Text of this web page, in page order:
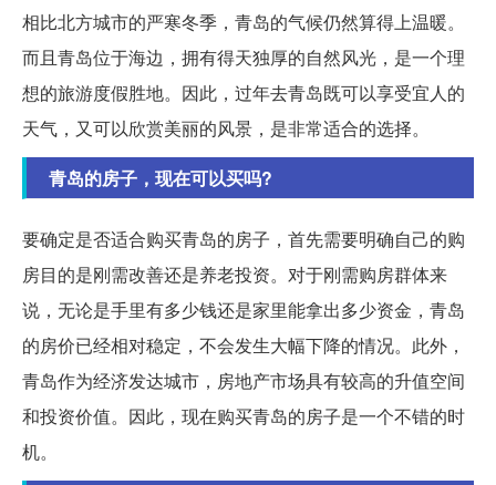
相比北方城市的严寒冬季，青岛的气候仍然算得上温暖。
而且青岛位于海边，拥有得天独厚的自然风光，是一个理
想的旅游度假胜地。因此，过年去青岛既可以享受宜人的
天气，又可以欣赏美丽的风景，是非常适合的选择。
青岛的房子，现在可以买吗?
要确定是否适合购买青岛的房子，首先需要明确自己的购
房目的是刚需改善还是养老投资。对于刚需购房群体来
说，无论是手里有多少钱还是家里能拿出多少资金，青岛
的房价已经相对稳定，不会发生大幅下降的情况。此外，
青岛作为经济发达城市，房地产市场具有较高的升值空间
和投资价值。因此，现在购买青岛的房子是一个不错的时
机。